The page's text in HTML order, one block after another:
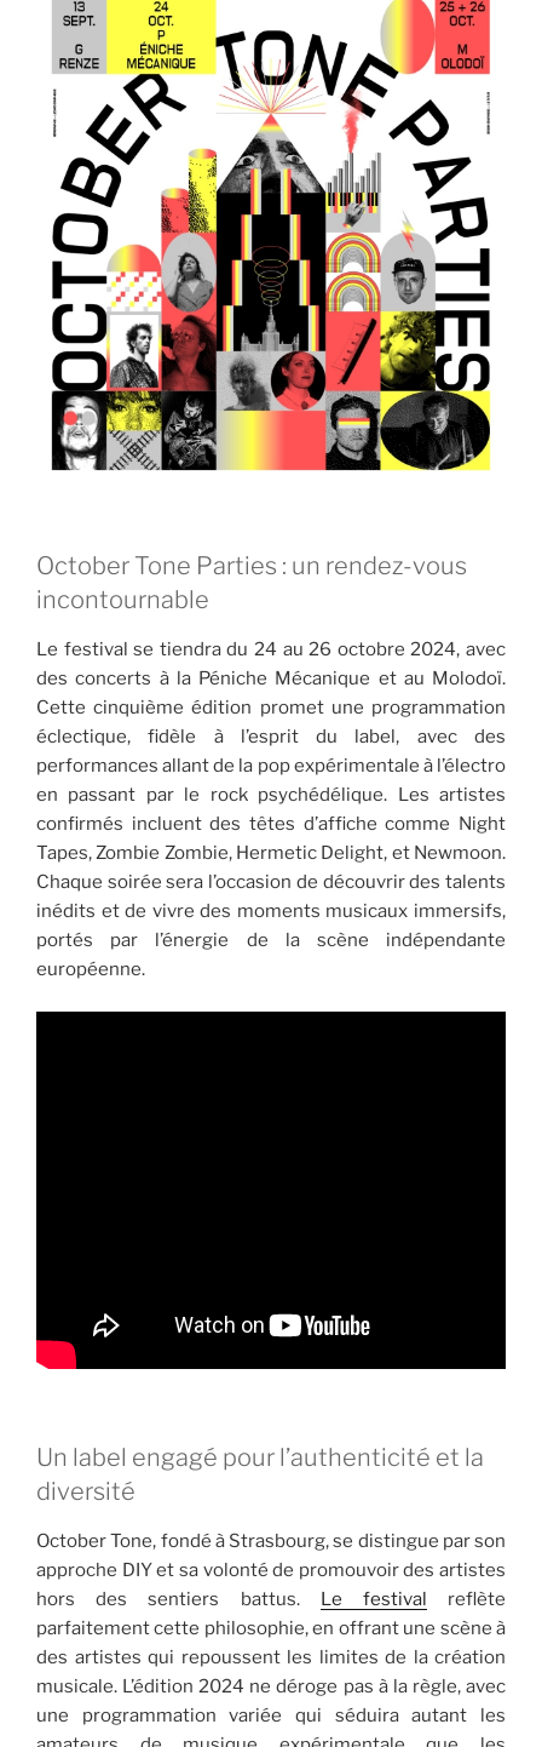
October Tone Parties : un rendez-vous
incontournable
Le festival se tiendra du 24 au 26 octobre 2024, avec
des concerts à la Péniche Mécanique et au Molodoï.
Cette cinquième édition promet une programmation
éclectique, fidèle à l’esprit du label, avec des
performances allant de la pop expérimentale à l’électro
en passant par le rock psychédélique. Les artistes
confirmés incluent des têtes d’affiche comme Night
Tapes, Zombie Zombie, Hermetic Delight, et Newmoon.
Chaque soirée sera l’occasion de découvrir des talents
inédits et de vivre des moments musicaux immersifs,
portés par l’énergie de la scène indépendante
européenne.
Un label engagé pour l’authenticité et la
diversité
October Tone, fondé à Strasbourg, se distingue par son
approche DIY et sa volonté de promouvoir des artistes
hors des sentiers battus. Le festival reflète
parfaitement cette philosophie, en offrant une scène à
des artistes qui repoussent les limites de la création
musicale. L’édition 2024 ne déroge pas à la règle, avec
une programmation variée qui séduira autant les